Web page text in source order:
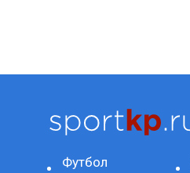
Футбол